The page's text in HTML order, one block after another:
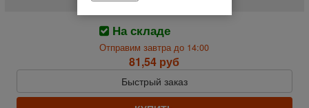
На складе
Отправим завтра до 14:00
81,54 руб
Быстрый заказ